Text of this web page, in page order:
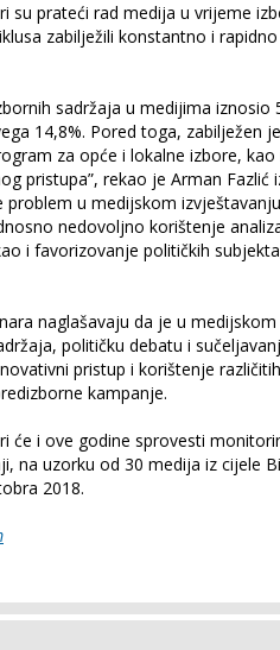
su prateći rad medija u vrijeme
zabilježili konstantno i
sadržaja u medijima iznosio
14,8%. Pored toga, zabilježen
za opće i lokalne izbore,
pristupa”, rekao je Arman Fazlić
problem u medijskom
nedovoljno korištenje
i favorizovanje političkih
naglašavaju da je u
političku debatu i
pristup i korištenje
kampanje.
će i ove godine sprovesti
na uzorku od 30 medija iz cijele
2018.